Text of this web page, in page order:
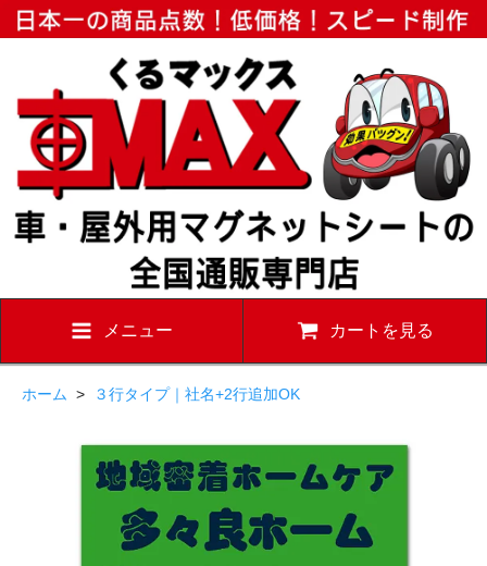
メニュー カートを見る
ホーム > ３行タイプ｜社名+2行追加OK